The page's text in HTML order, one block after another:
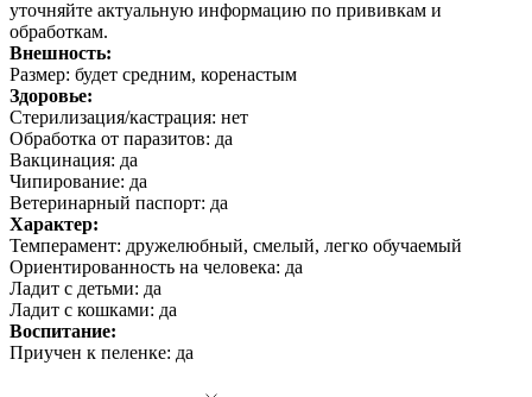
уточняйте актуальную информацию по прививкам и
обработкам.
Внешность:
Размер: будет средним, коренастым
Здоровье:
Стерилизация/кастрация: нет
Обработка от паразитов: да
Вакцинация: да
Чипирование: да
Ветеринарный паспорт: да
Характер:
Темперамент: дружелюбный, смелый, легко обучаемый
Ориентированность на человека: да
Ладит с детьми: да
Ладит с кошками: да
Воспитание:
Приучен к пеленке: да